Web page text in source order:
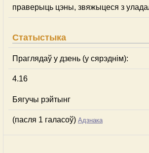
праверыць цэны, звяжыцеся з
Статыстыка
Праглядаў у дзень (у сярэднім):
4.16
Бягучы рэйтынг
(пасля 1 галасоў) Адзнака